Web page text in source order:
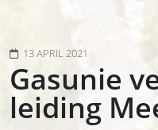
13 APRIL 2021
Gasunie
leiding